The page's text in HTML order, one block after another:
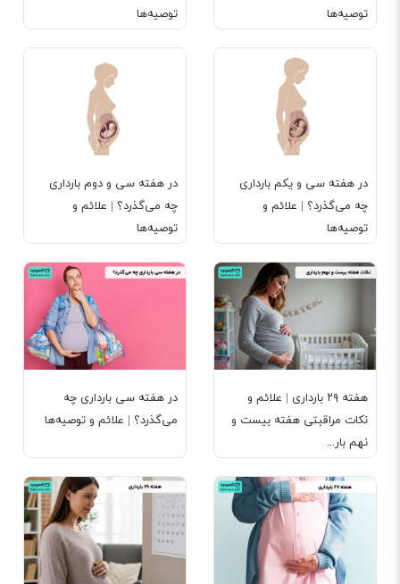
توصیه‌ها
توصیه‌ها
در هفته سی و دوم بارداری
چه می‌گذرد؟ | علائم و
توصیه‌ها
در هفته سی و یکم بارداری
چه می‌گذرد؟ | علائم و
توصیه‌ها
در هفته سی بارداری چه
می‌گذرد؟ | علائم و توصیه‌ها
هفته ۲۹ بارداری | علائم و
نکات مراقبتی هفته بیست و
نهم بار...